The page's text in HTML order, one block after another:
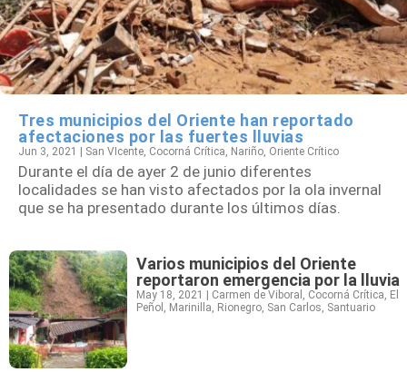
Tres municipios del Oriente han reportado
afectaciones por las fuertes lluvias
Jun 3, 2021 San VIcente, Cocorná Crítica, Nariño, Oriente Crítico
Durante el día de ayer 2 de junio diferentes
localidades se han visto afectados por la ola invernal
que se ha presentado durante los últimos días.
Varios municipios del Oriente
reportaron emergencia por la lluvia
May 18, 2021 Carmen de Viboral , Cocorná Crítica, El
Peñol , Marinilla, Rionegro, San Carlos, Santuario